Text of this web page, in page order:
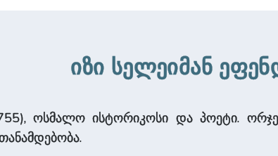
იზი სელეიმან
ოსმალო ისტორიკოსი და პოეტი.